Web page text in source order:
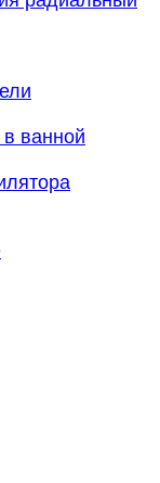
ванной